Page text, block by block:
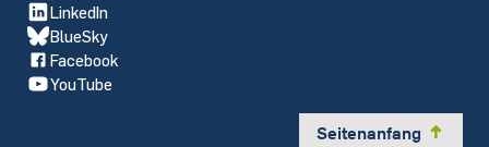
LinkedIn
BlueSky
Facebook
YouTube
Seitenanfang y